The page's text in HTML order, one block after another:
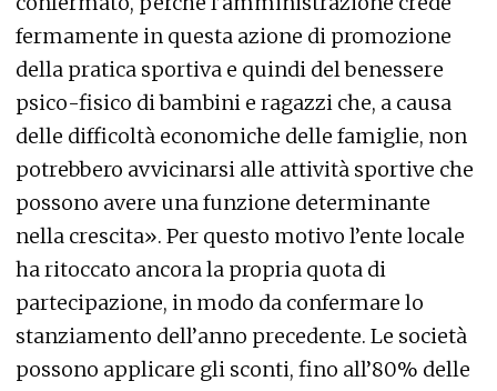
fermamente in questa azione di promozione
della pratica sportiva e quindi del benessere
psico-fisico di bambini e ragazzi che, a causa
delle difficoltà economiche delle famiglie, non
potrebbero avvicinarsi alle attività sportive che
possono avere una funzione determinante
nella crescita». Per questo motivo l’ente locale
ha ritoccato ancora la propria quota di
partecipazione, in modo da confermare lo
stanziamento dell’anno precedente. Le società
possono applicare gli sconti, fino all’80% delle